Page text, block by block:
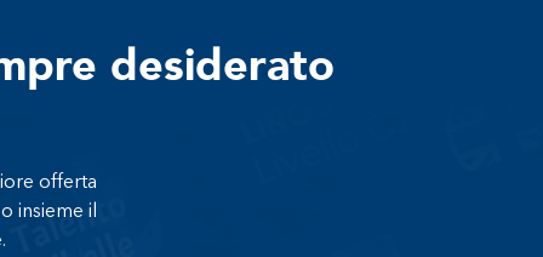
desiderato
offerta
insieme il